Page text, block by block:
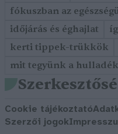
fókuszban az
időjárás és éghajlat
kerti tippek-trükkök
mit tegyünk a
Cookie tájékoztató
Szerzői jogok